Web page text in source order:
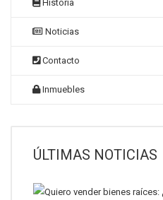
Historia
Noticias
Contacto
Inmuebles
ÚLTIMAS NOTICIAS